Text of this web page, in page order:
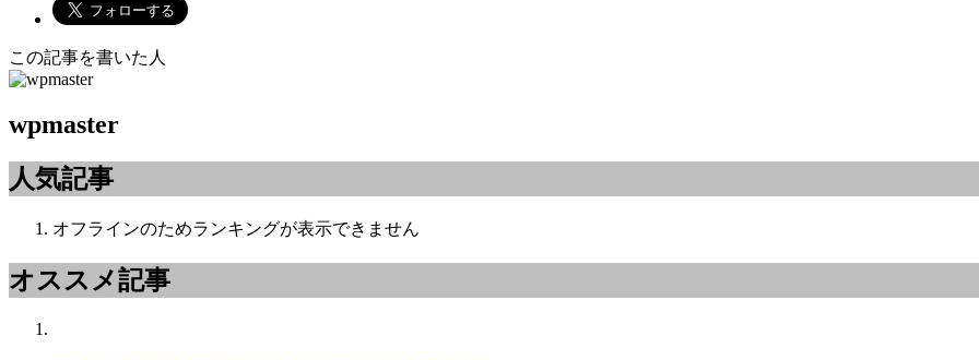
この記事を書いた人
wpmaster
人気記事
オフラインのためランキングが表示できません
オススメ記事